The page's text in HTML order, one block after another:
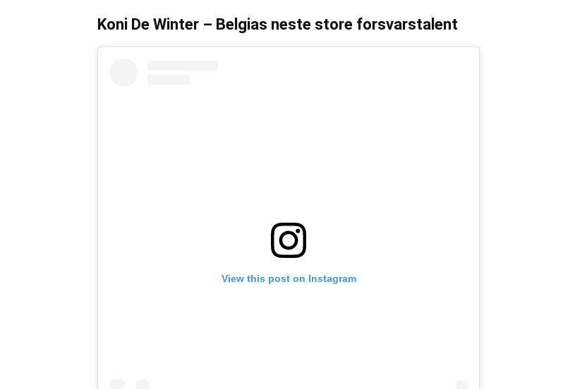
Koni De Winter – Belgias neste store forsvarstalent
View this post on Instagram